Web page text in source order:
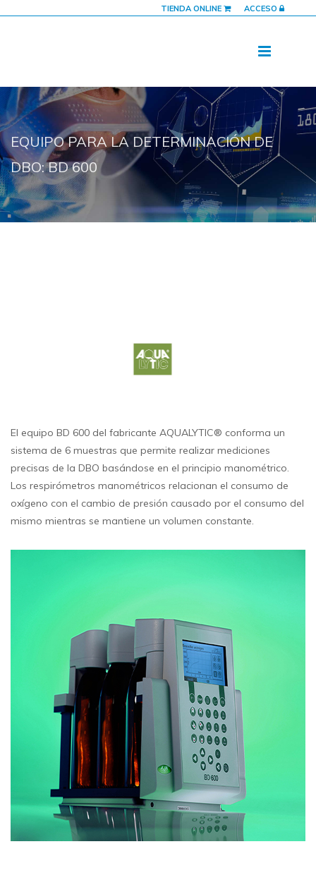
TIENDA ONLINE ACCESO
EQUIPO PARA LA DETERMINACIÓN DE
DBO: BD 600
El equipo BD 600 del fabricante AQUALYTIC® conforma un
sistema de 6 muestras que permite realizar mediciones
precisas de la DBO basándose en el principio manométrico.
Los respirómetros manométricos relacionan el consumo de
oxígeno con el cambio de presión causado por el consumo del
mismo mientras se mantiene un volumen constante.